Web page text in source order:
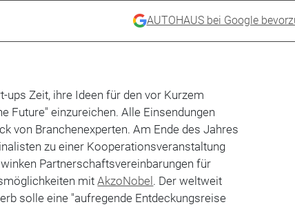
AUTOHAUS bei Google
ups Zeit, ihre Ideen für den vor Kurzem
Future" einzureichen. Alle Einsendungen
von Branchenexperten. Am Ende des Jahres
zu einer Kooperationsveranstaltung
Partnerschaftsvereinbarungen für
mitAkzoNobel. Der weltweit
solle eine "aufregende Entdeckungsreise